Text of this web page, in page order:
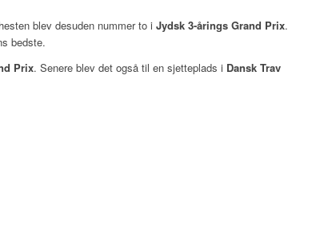
blev desuden nummer to i Jydsk 3-årings Grand Prix.
bedste.
Prix. Senere blev det også til en sjetteplads i Dansk Trav